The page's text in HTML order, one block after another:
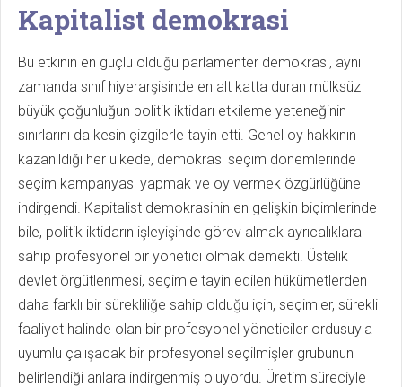
Kapitalist demokrasi
Bu etkinin en güçlü olduğu parlamenter demokrasi, aynı
zamanda sınıf hiyerarşisinde en alt katta duran mülksüz
büyük çoğunluğun politik iktidarı etkileme yeteneğinin
sınırlarını da kesin çizgilerle tayin etti. Genel oy hakkının
kazanıldığı her ülkede, demokrasi seçim dönemlerinde
seçim kampanyası yapmak ve oy vermek özgürlüğüne
indirgendi. Kapitalist demokrasinin en gelişkin biçimlerinde
bile, politik iktidarın işleyişinde görev almak ayrıcalıklara
sahip profesyonel bir yönetici olmak demekti. Üstelik
devlet örgütlenmesi, seçimle tayin edilen hükümetlerden
daha farklı bir sürekliliğe sahip olduğu için, seçimler, sürekli
faaliyet halinde olan bir profesyonel yöneticiler ordusuyla
uyumlu çalışacak bir profesyonel seçilmişler grubunun
belirlendiği anlara indirgenmiş oluyordu. Üretim süreciyle